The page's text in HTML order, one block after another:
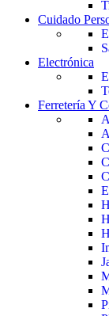
Cuidado
Electrónica
Ferretería Y